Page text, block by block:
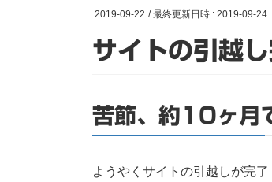
2019-09-22 / 最終更新日時 : 2019-09-24
サイトの引越し
苦節、約10ヶ月
ようやくサイトの引越しが完